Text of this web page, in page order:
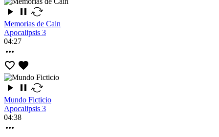
Memorias de Cain
Apocalipsis 3
04:27
Mundo Ficticio
Apocalipsis 3
04:38